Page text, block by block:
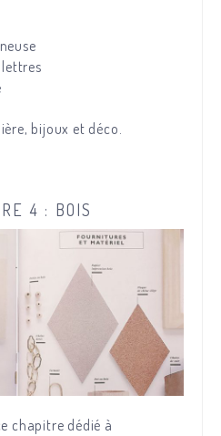
bijoux et déco.
4 : BOIS
chapitre dédié à